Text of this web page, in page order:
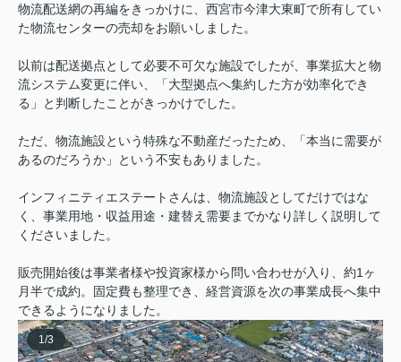
物流配送網の再編をきっかけに、西宮市今津大東町で所有してい
た物流センターの売却をお願いしました。
以前は配送拠点として必要不可欠な施設でしたが、事業拡大と物
流システム変更に伴い、「大型拠点へ集約した方が効率化でき
る」と判断したことがきっかけでした。
ただ、物流施設という特殊な不動産だったため、「本当に需要が
あるのだろうか」という不安もありました。
インフィニティエステートさんは、物流施設としてだけではな
く、事業用地・収益用途・建替え需要までかなり詳しく説明して
くださいました。
販売開始後は事業者様や投資家様から問い合わせが入り、約1ヶ
月半で成約。固定費も整理でき、経営資源を次の事業成長へ集中
できるようになりました。
1/3